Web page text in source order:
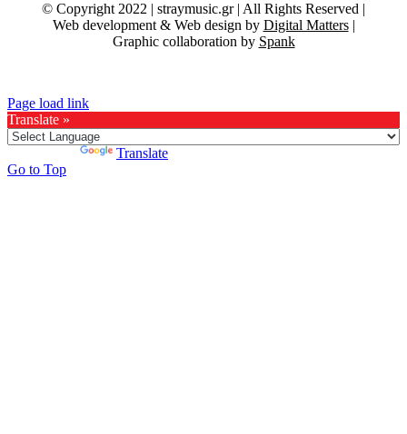
© Copyright 2022 | straymusic.gr | All Rights Reserved |
Web development & Web design by Digital Matters|
Graphic collaboration by Spank
Page load link
Translate »
Translate
Go to Top